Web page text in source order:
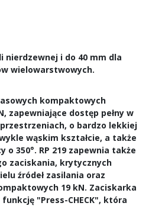
nierdzewnej i do 40 mm dla
wielowarstwowych.
kompaktowych
zapewniające dostęp pełny w
o bardzo lekkiej
wąskim kształcie, a także
o 350°. RP 219 zapewnia także
zaciskania, krytycznych
źródeł zasilania oraz
19 kN. Zaciskarka
funkcję "Press-CHECK", która